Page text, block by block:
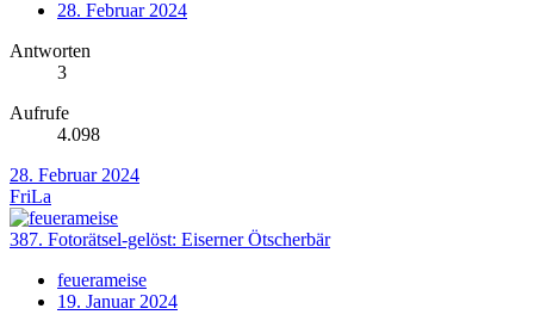
28. Februar 2024
Antworten
3
Aufrufe
4.098
28. Februar 2024
FriLa
387. Fotorätsel-gelöst: Eiserner Ötscherbär
feuerameise
19. Januar 2024